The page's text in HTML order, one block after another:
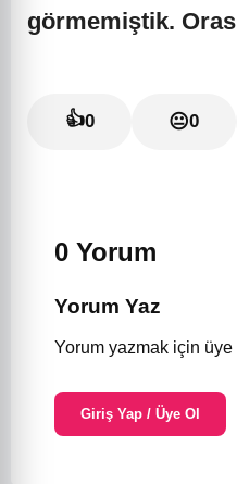
görmemiştik.
👍0 😐0
0 Yorum
Yorum Yaz
Yorum yazmak için üye
Giriş Yap / Üye Ol